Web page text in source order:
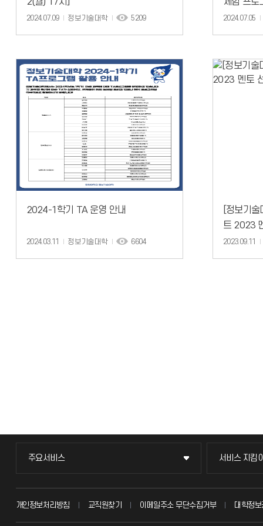
2024.07.09 정보기술대학 5209
완화, ~7.
2024.07.05
2024-1학기 TA 운영 안내
2024.03.11 정보기술대학 6604
[정보기
트 2023
2023.09.11
주요서비스
주요서비스
교무회의방송
서비스 지킴
서비스 지킴
묻고 답하기
개인정보처리방침 교직원찾기 이메일주소 무단수집거부 대학정